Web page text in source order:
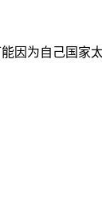
为自己国